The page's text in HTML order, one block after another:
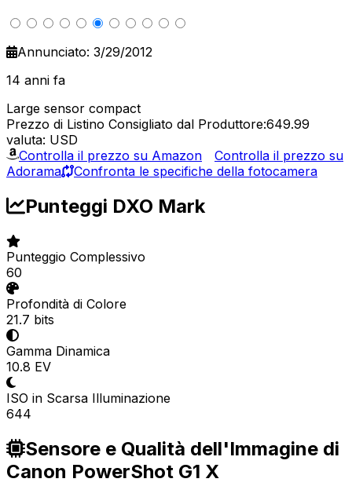
Annunciato: 3/29/2012
14 anni fa
Large sensor compact
Prezzo di Listino Consigliato dal Produttore:649.99
valuta: USD
Controlla il prezzo su Amazon
Controlla il prezzo su
Adorama
Confronta le specifiche della fotocamera
Punteggi DXO Mark
Punteggio Complessivo
60
Profondità di Colore
21.7 bits
Gamma Dinamica
10.8 EV
ISO in Scarsa Illuminazione
644
Sensore e Qualità dell'Immagine di
Canon PowerShot G1 X